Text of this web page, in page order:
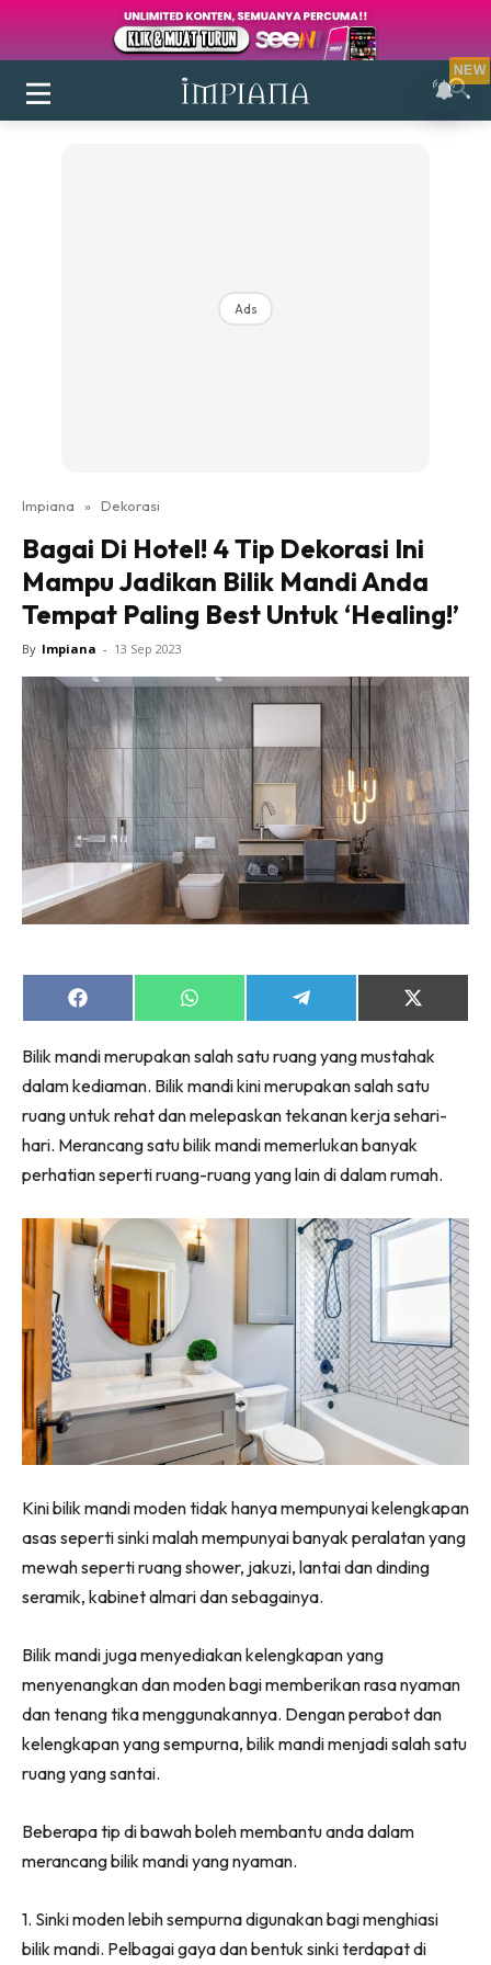
Login|Register
Ruang Makan
Ruang Tamu
Direktori
Interior Design
Landskap
DIY
Bilik Air
Bilik Tidur
Dapur
Ruang Makan
Make Over
Bilik Tidur
Ruang Makan
Ruang Tamu
Menarik Lagi
Casa Impiana
Impiana Makeover
Makeover Ruang Selebriti
Destinasi
Kafe
Hartanah
High Rise
Landed
Video
Beli Di Mana
Buat Sendiri
Ilham Impiana
Ilham Impiana Inspirasi Selebriti
Casa Impiana
Sembang Dekor
Sembang Laman
Tip Impiana
Tip Laman
Hub Ideaktiv
Ads
Impiana » Dekorasi
Bagai Di Hotel! 4 Tip Dekorasi Ini
Mampu Jadikan Bilik Mandi Anda
Tempat Paling Best Untuk ‘Healing!’
By Impiana - 13 Sep 2023
Share
on
Share
on
Share
on
Share
on
(Twitter)
Bilik mandi merupakan salah satu ruang yang mustahak
dalam kediaman. Bilik mandi kini merupakan salah satu
ruang untuk rehat dan melepaskan tekanan kerja sehari-
hari. Merancang satu bilik mandi memerlukan banyak
perhatian seperti ruang-ruang yang lain di dalam rumah.
Kini bilik mandi moden tidak hanya mempunyai kelengkapan
asas seperti sinki malah mempunyai banyak peralatan yang
mewah seperti ruang shower, jakuzi, lantai dan dinding
seramik, kabinet almari dan sebagainya.
Bilik mandi juga menyediakan kelengkapan yang
menyenangkan dan moden bagi memberikan rasa nyaman
dan tenang tika menggunakannya. Dengan perabot dan
kelengkapan yang sempurna, bilik mandi menjadi salah satu
ruang yang santai.
Beberapa tip di bawah boleh membantu anda dalam
merancang bilik mandi yang nyaman.
1. Sinki moden lebih sempurna digunakan bagi menghiasi
bilik mandi. Pelbagai gaya dan bentuk sinki terdapat di
NEW